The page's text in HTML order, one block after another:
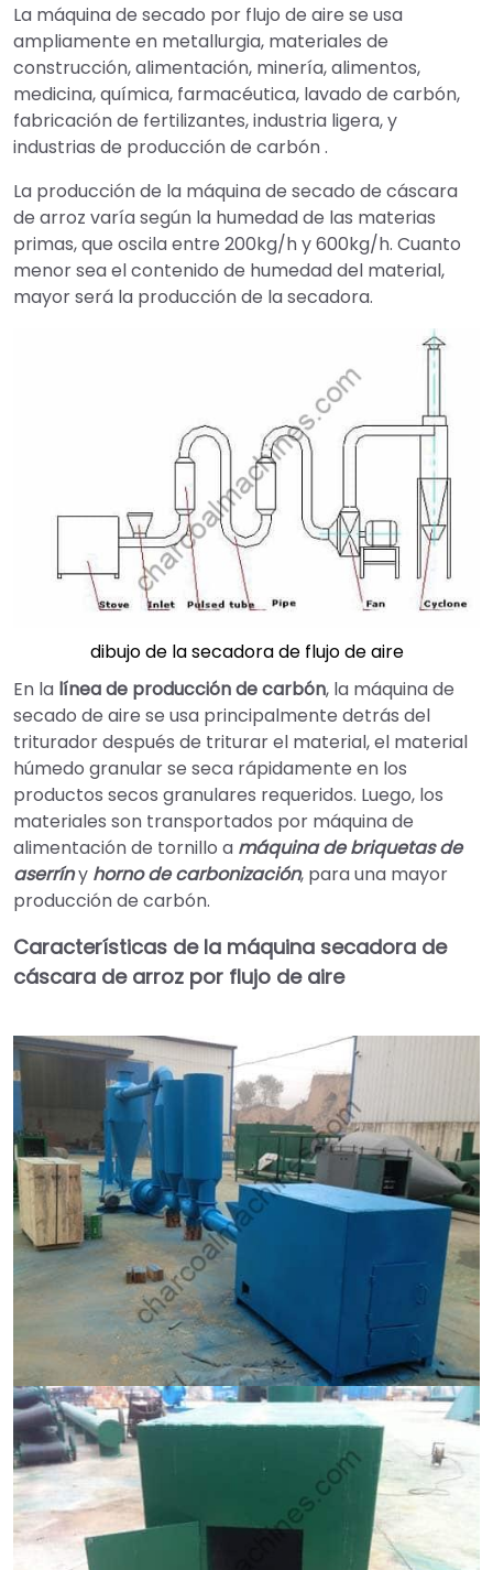
La máquina de secado por flujo de aire se usa
ampliamente en metallurgia, materiales de
construcción, alimentación, minería, alimentos,
medicina, química, farmacéutica, lavado de carbón,
fabricación de fertilizantes, industria ligera, y
industrias de producción de carbón .
La producción de la máquina de secado de cáscara
de arroz varía según la humedad de las materias
primas, que oscila entre 200kg/h y 600kg/h. Cuanto
menor sea el contenido de humedad del material,
mayor será la producción de la secadora.
dibujo de la secadora de flujo de aire
En la línea de producción de carbón, la máquina de
secado de aire se usa principalmente detrás del
triturador después de triturar el material, el material
húmedo granular se seca rápidamente en los
productos secos granulares requeridos. Luego, los
materiales son transportados por máquina de
alimentación de tornillo a máquina de briquetas de
aserríny horno de carbonización, para una mayor
producción de carbón.
Características de la máquina secadora de
cáscara de arroz por flujo de aire